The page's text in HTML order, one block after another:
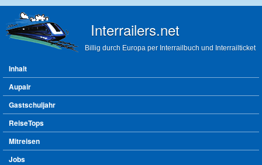
Interrailers.net
Billig durch Europa per Interrailbuch und Interrailticket
Hauptmenü
Inhalt
Aupair
Gastschuljahr
ReiseTops
Mitreisen
Jobs